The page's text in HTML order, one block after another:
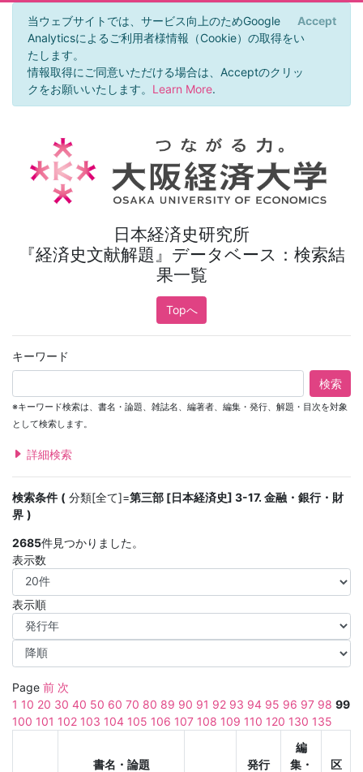
当ウェブサイトでは、サービス向上のためGoogle
Analyticsによるご利用者様情報（Cookie）の取得をい
たします。
情報取得にご同意いただける場合は、Acceptのクリッ
クをお願いいたします。 Learn More.
Accept
日本経済史研究所
『経済史文献解題』データベース：検索結
果一覧
Topへ
キーワード
検索
※キーワード検索は、書名・論題、雑誌名、編著者、編集・発行、解題・目次を対象
として検索します。
詳細検索
検索条件 分類[全て]=第三部 [日本経済史] 3-17. 金融・銀行・財
界
2685件見つかりました。
表示数
表示順
Page 前 次
1 10 20 30 40 50 60 70 80 89 90 91 92 93 94 95 96 97 98 99
100 101 102 103 104 105 106 107 108 109 110 120 130 135
書名・論題
発行
編
集・
区
×